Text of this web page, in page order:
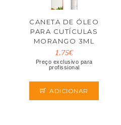
CANETA DE ÓLEO
PARA CUTÍCULAS
MORANGO 3ML
1.75€
Preço exclusivo para
profissional
ADICIONAR